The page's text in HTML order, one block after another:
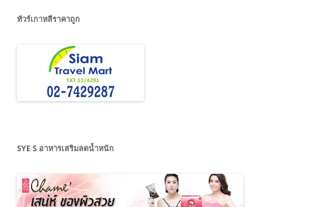
ทัวร์เกาหลีราคาถูก
SYE S อาหารเสริมลดน้ำหนัก